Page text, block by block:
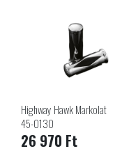
Highway Hawk Markolat
45-0130
26 970 Ft